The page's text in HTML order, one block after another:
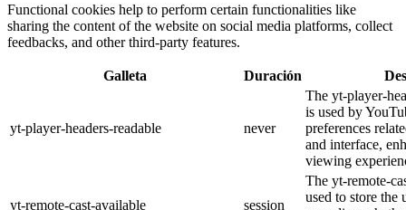
Functional cookies help to perform certain functionalities like
sharing the content of the website on social media platforms, collect
feedbacks, and other third-party features.
Galleta Duración
yt-player-headers-readable never
The yt-player-
is used by
preferences
and interface,
viewing
yt-remote-cast-available session
The yt-remote-
used to store the